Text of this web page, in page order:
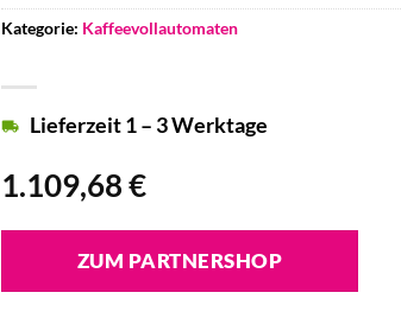
1.109,68€
Lieferzeit 1 – 3 Werktage
ZUM PARTNERSHOP
Kategorie: Kaffeevollautomaten